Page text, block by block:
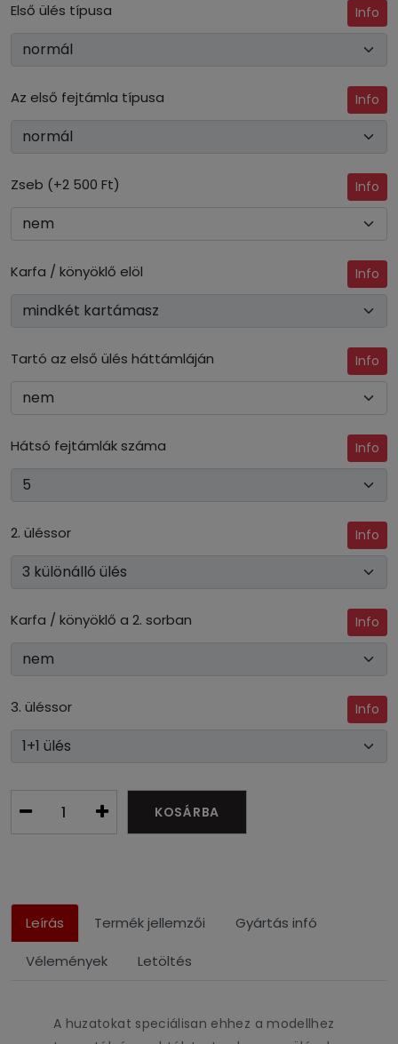
Első ülés típusa Info
Az első fejtámla típusa Info
Zseb (+2 500 Ft) Info
Karfa / könyöklő elöl Info
Tartó az első ülés háttámláján Info
Hátsó fejtámlák száma Info
2. üléssor Info
Karfa / könyöklő a 2. sorban Info
3. üléssor Info
KOSÁRBA
Leírás Termék jellemzői Gyártás infó
Vélemények Letöltés
A huzatokat speciálisan ehhez a modellhez